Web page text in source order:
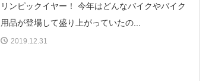
リンピックイヤー！ 今年はどんなバイクやバイク
用品が登場して盛り上がっていたの...
2019.12.31